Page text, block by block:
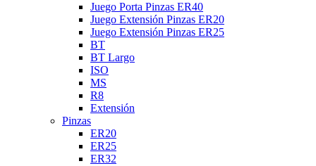
Juego Porta Pinzas ER40
Juego Extensión Pinzas ER20
Juego Extensión Pinzas ER25
BT
BT Largo
ISO
MS
R8
Extensión
Pinzas
ER20
ER25
ER32